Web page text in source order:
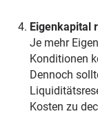
Eigenkapital
Je mehr
Konditionen
Dennoch
Kosten zu